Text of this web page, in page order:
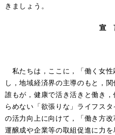
きましょう。
宣
私たちは，ここに，「働く女
し，地域経済界の主導のもと，
誰もが，健康で活き活きと働き
らめない「欲張りな」ライフス
の活力向上に向けて，「働き方
運醸成や企業等の取組促進に力を